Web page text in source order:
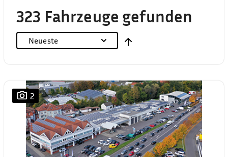
323 Fahrzeuge gefunden
Neueste
2